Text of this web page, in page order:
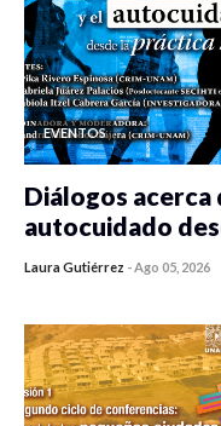
EVENTOS
Diálogos acerca
autocuidado
Laura Gutiérrez -Ago 05, 2026